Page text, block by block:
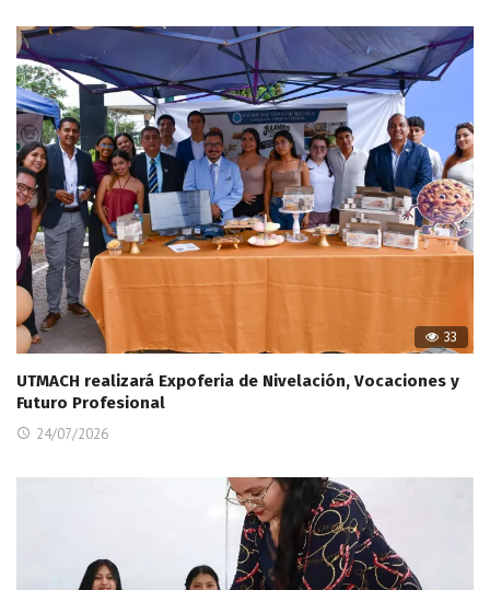
33
UTMACH realizará Expoferia de Nivelación, Vocaciones y
Futuro Profesional
24/07/2026